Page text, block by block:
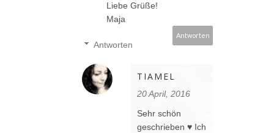
Liebe Grüße!
Maja
Antworten
Antworten
TIAMEL
20 April, 2016
Sehr schön
geschrieben ♥ Ich